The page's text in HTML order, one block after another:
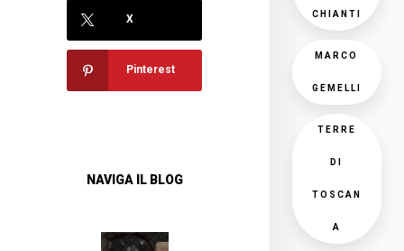
X
Pinterest
NAVIGA IL BLOG
CHIANTI
MARCO
GEMELLI
TERRE
DI
TOSCAN
A